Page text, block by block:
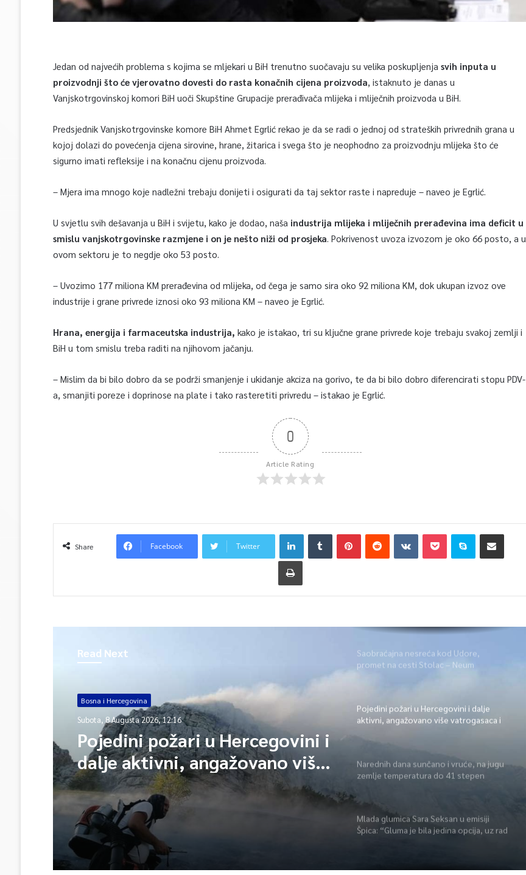
Jedan od najvećih problema s kojima se mljekari u BiH trenutno suočavaju su velika poskupljenja svih inputa u
proizvodnji što će vjerovatno dovesti do rasta konačnih cijena proizvoda, istaknuto je danas u
Vanjskotrgovinskoj komori BiH uoči Skupštine Grupacije prerađivača mlijeka i mliječnih proizvoda u BiH.
Predsjednik Vanjskotrgovinske komore BiH Ahmet Egrlić rekao je da se radi o jednoj od strateških privrednih grana u
kojoj dolazi do povećenja cijena sirovine, hrane, žitarica i svega što je neophodno za proizvodnju mlijeka što će
sigurno imati refleksije i na konačnu cijenu proizvoda.
– Mjera ima mnogo koje nadležni trebaju donijeti i osigurati da taj sektor raste i napreduje – naveo je Egrlić.
U svjetlu svih dešavanja u BiH i svijetu, kako je dodao, naša industrija mlijeka i mliječnih prerađevina ima deficit u
smislu vanjskotrgovinske razmjene i on je nešto niži od prosjeka. Pokrivenost uvoza izvozom je oko 66 posto, a u
ovom sektoru je to negdje oko 53 posto.
– Uvozimo 177 miliona KM prerađevina od mlijeka, od čega je samo sira oko 92 miliona KM, dok ukupan izvoz ove
industrije i grane privrede iznosi oko 93 miliona KM – naveo je Egrlić.
Hrana, energija i farmaceutska industrija, kako je istakao, tri su ključne grane privrede koje trebaju svakoj zemlji i
BiH u tom smislu treba raditi na njihovom jačanju.
– Mislim da bi bilo dobro da se podrži smanjenje i ukidanje akciza na gorivo, te da bi bilo dobro diferencirati stopu PDV-
a, smanjiti poreze i doprinose na plate i tako rasteretiti privredu – istakao je Egrlić.
0
Article Rating
Share Facebook Twitter
Read Next
Bosna i Hercegovina
Subota, 8 Augusta 2026, 12:16
Pojedini požari u Hercegovini i
dalje aktivni, angažovano više
vatrogasaca i helikopter
Saobraćajna nesreća kod Udore,
promet na cesti Stolac – Neum
Pojedini požari u Hercegovini i dalje
aktivni, angažovano više vatrogasaca i
Narednih dana sunčano i vruće, na jugu
zemlje temperatura do 41 stepen
Mlada glumica Sara Seksan u emisiji
Špica: “Gluma je bila jedina opcija, uz rad